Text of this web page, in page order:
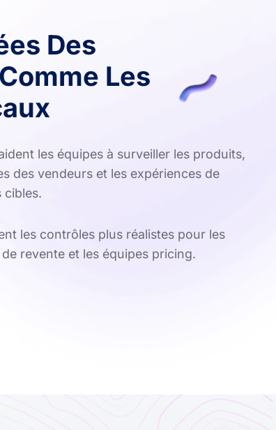
Des
Les
les équipes à surveiller les produits,
des vendeurs et les expériences de
cibles.
les contrôles plus réalistes pour les
revente et les équipes pricing.